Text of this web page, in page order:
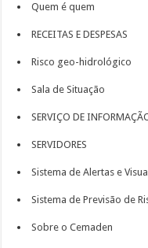
Quem é quem
RECEITAS E DESPESAS
Risco geo-hidrológico
Sala de Situação
SERVIÇO DE
SERVIDORES
Sistema de Alertas e
Sistema de Previsão de
Sobre o Cemaden